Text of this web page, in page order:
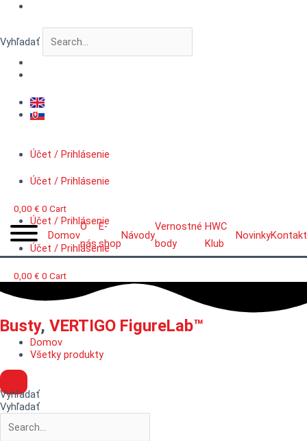
Preskočiť
Vyhľadať
Účet / Prihlásenie
Účet / Prihlásenie
0,00 € 0 Cart
Domov
O
nás
E-
shop
Návody
Vernostné
body
HWC
Klub
NovinkyKontakt
Účet / Prihlásenie
Účet / Prihlásenie
0,00 € 0 Cart
Busty, VERTIGO FigureLab™
Domov
Všetky produkty
Vyhľadať
Vyhľadať
množstvo
FigureLab™
Spacetraveler